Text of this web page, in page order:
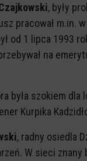
, były
pracował m.in. w
od 1 lipca 1993
na
była szokiem
Kurpika
, radny osiedla
W sieci znany